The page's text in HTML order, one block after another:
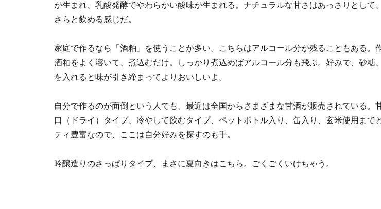
が生まれ、乳酸発酵でやわらかい酸味が生まれる。ナチュラルな甘さはあっさりとして
さらと飲める感じだ。
家庭で作るなら「酒粕」を使うことが多い。こちらはアルコール分が残ることもある。
酒粕をよく溶いて、煮込むだけ。しっかり煮込めばアルコール分も飛ぶ。好みで、砂糖
を入れると味が引き締まってよりおいしいよ。
自分で作るのが面倒という人でも、最近は全国からさまざまな甘酒が販売されている。
口（ドライ）タイプ、冷やして飲むタイプ、ペットボトル入り、缶入り、玄米使用まで
ティ豊富なので、ここは自分好みを探すのも手。
吟醸造りのさっぱりタイプ、まさに夏向きはこちら。ごくごくいけちゃう。